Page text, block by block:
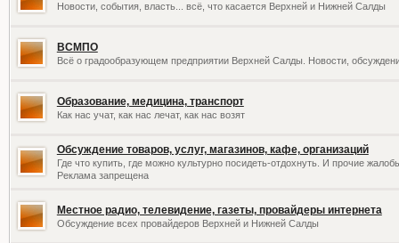
Новости, события, власть... всё, что касается Верхней и Нижней Салды
ВСМПО
Всё о градообразующем предприятии Верхней Салды. Новости,
Образование, медицина, транспорт
Как нас учат, как нас лечат, как нас возят
Обсуждение товаров, услуг, магазинов, кафе, организаций
Где что купить, где можно культурно посидеть-отдохнуть. И прочие
Реклама запрещена
Местное радио, телевидение, газеты, провайдеры интернета
Обсуждение всех провайдеров Верхней и Нижней Салды